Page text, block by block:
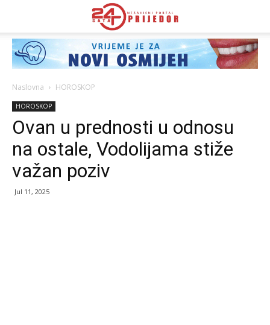
Naslovna HOROSKOP
HOROSKOP
Ovan u prednosti u odnosu
na ostale, Vodolijama stiže
važan poziv
Jul 11, 2025